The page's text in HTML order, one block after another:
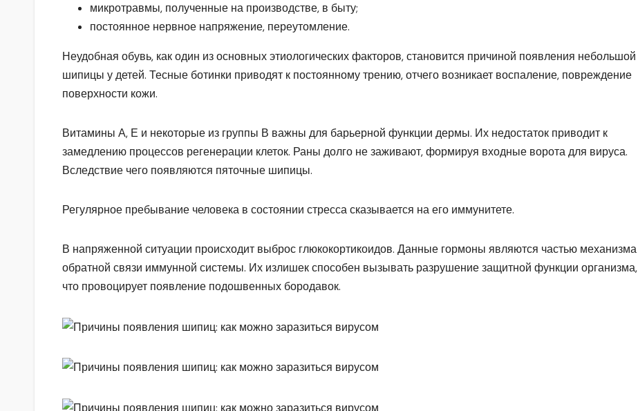
микротравмы, полученные на производстве, в быту;
постоянное нервное напряжение, переутомление.
Неудобная обувь, как один из основных этиологических факторов, становится причиной появления небольшой
шипицы у детей. Тесные ботинки приводят к постоянному трению, отчего возникает воспаление, повреждение
поверхности кожи.
Витамины А, Е и некоторые из группы В важны для барьерной функции дермы. Их недостаток приводит к
замедлению процессов регенерации клеток. Раны долго не заживают, формируя входные ворота для вируса.
Вследствие чего появляются пяточные шипицы.
Регулярное пребывание человека в состоянии стресса сказывается на его иммунитете.
В напряженной ситуации происходит выброс глюкокортикоидов. Данные гормоны являются частью механизма
обратной связи иммунной системы. Их излишек способен вызывать разрушение защитной функции организма,
что провоцирует появление подошвенных бородавок.